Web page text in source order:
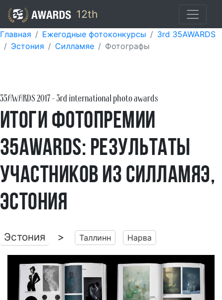
12th
Главная Ежегодные фотоконкурсы
3rd 35AWARDS
Эстония
Силламяе Фотографы
35AWARDS2017- 3rd international photo awards
Итоги фотопремии
35AWARDS: результаты
участников из Силламяэ,
Эстония
Эстония > Таллинн Нарва